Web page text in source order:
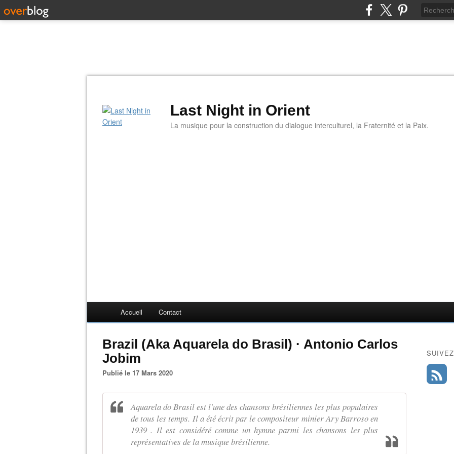
Last Night in Orient
La musique pour la construction du dialogue interculturel, la Fraternité et la Paix.
Accueil Contact
Brazil (Aka Aquarela do Brasil) · Antonio Carlos
Jobim
Publié le 17 Mars 2020
Aquarela do Brasil est l'une des chansons brésiliennes les plus populaires
de tous les temps. Il a été écrit par le compositeur minier Ary Barroso en
1939 . Il est considéré comme un hymne parmi les chansons les plus
représentatives de la musique brésilienne.